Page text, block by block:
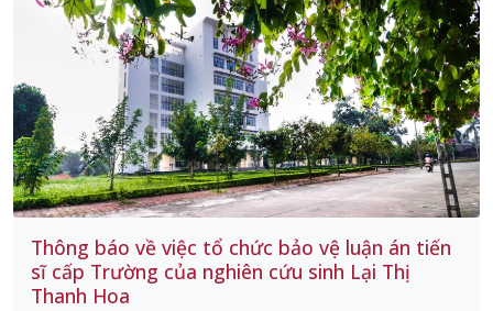
Thông báo về việc tổ chức bảo vệ luận án tiến
sĩ cấp Trường của nghiên cứu sinh Lại Thị
Thanh Hoa